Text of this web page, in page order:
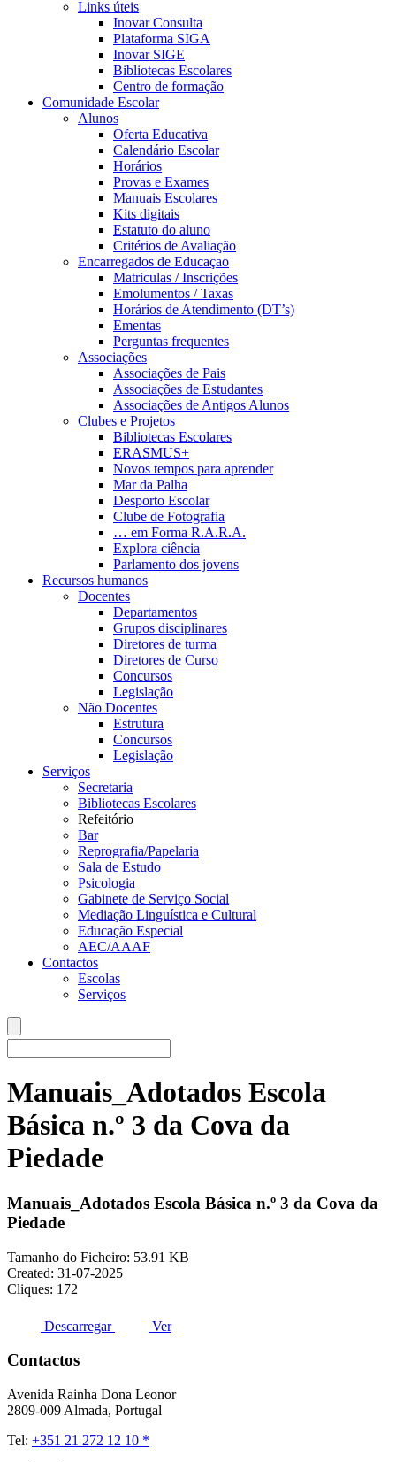
Links úteis
Inovar Consulta
Plataforma SIGA
Inovar SIGE
Bibliotecas Escolares
Centro de formação
Comunidade Escolar
Alunos
Oferta Educativa
Calendário Escolar
Horários
Provas e Exames
Manuais Escolares
Kits digitais
Estatuto do aluno
Critérios de Avaliação
Encarregados de Educaçao
Matriculas / Inscrições
Emolumentos / Taxas
Horários de Atendimento (DT’s)
Ementas
Perguntas frequentes
Associações
Associações de Pais
Associações de Estudantes
Associações de Antigos Alunos
Clubes e Projetos
Bibliotecas Escolares
ERASMUS+
Novos tempos para aprender
Mar da Palha
Desporto Escolar
Clube de Fotografia
… em Forma R.A.R.A.
Explora ciência
Parlamento dos jovens
Recursos humanos
Docentes
Departamentos
Grupos disciplinares
Diretores de turma
Diretores de Curso
Concursos
Legislação
Não Docentes
Estrutura
Concursos
Legislação
Serviços
Secretaria
Bibliotecas Escolares
Refeitório
Bar
Reprografia/Papelaria
Sala de Estudo
Psicologia
Gabinete de Serviço Social
Mediação Linguística e Cultural
Educação Especial
AEC/AAAF
Contactos
Escolas
Serviços
Manuais_Adotados Escola
Básica n.º 3 da Cova da
Piedade
Manuais_Adotados Escola Básica n.º 3 da Cova da
Piedade
Tamanho do Ficheiro: 53.91 KB
Created: 31-07-2025
Cliques: 172
Descarregar Ver
Contactos
Avenida Rainha Dona Leonor
2809-009 Almada, Portugal
Tel: +351 21 272 12 10 *